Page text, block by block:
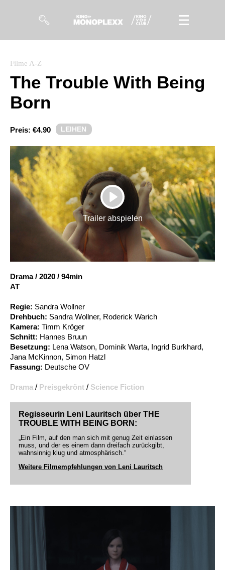
Magazin
Events
So geht’s
Filmpakete
Gutscheine
& Filmpässe
Account
Suche
Filme A-Z
The Trouble With Being
Born
Preis: €4.90 LEIHEN
PLAY
Trailer abspielen
Drama / 2020 / 94min
AT
Regie: Sandra Wollner
Drehbuch: Sandra Wollner, Roderick Warich
Kamera: Timm Kröger
Schnitt: Hannes Bruun
Besetzung: Lena Watson, Dominik Warta, Ingrid Burkhard,
Jana McKinnon, Simon Hatzl
Fassung: Deutsche OV
Drama / Preisgekrönt / Science Fiction
Regisseurin Leni Lauritsch über THE
TROUBLE WITH BEING BORN:
„Ein Film, auf den man sich mit genug Zeit einlassen
muss, und der es einem dann dreifach zurückgibt,
wahnsinnig klug und atmosphärisch.“
Weitere Filmempfehlungen von Leni Lauritsch